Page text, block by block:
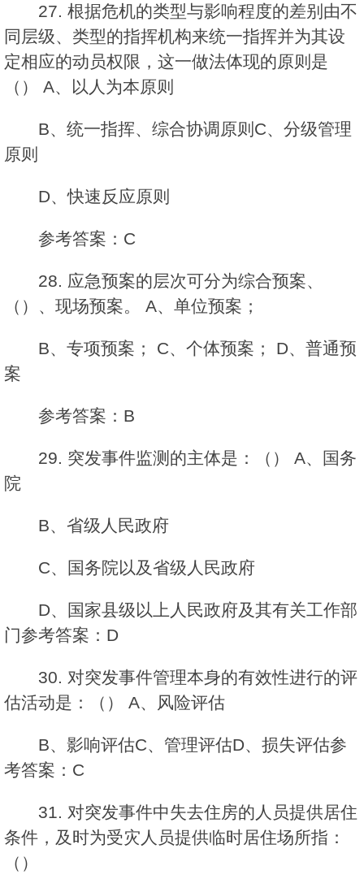
27. 根据危机的类型与影响程度的差别由不
同层级、类型的指挥机构来统一指挥并为其设
定相应的动员权限，这一做法体现的原则是
（） A、以人为本原则
B、统一指挥、综合协调原则C、分级管理
原则
D、快速反应原则
参考答案：C
28. 应急预案的层次可分为综合预案、
（）、现场预案。 A、单位预案；
B、专项预案； C、个体预案； D、普通预
案
参考答案：B
29. 突发事件监测的主体是：（） A、国务
院
B、省级人民政府
C、国务院以及省级人民政府
D、国家县级以上人民政府及其有关工作部
门参考答案：D
30. 对突发事件管理本身的有效性进行的评
估活动是：（） A、风险评估
B、影响评估C、管理评估D、损失评估参
考答案：C
31. 对突发事件中失去住房的人员提供居住
条件，及时为受灾人员提供临时居住场所指：
（）